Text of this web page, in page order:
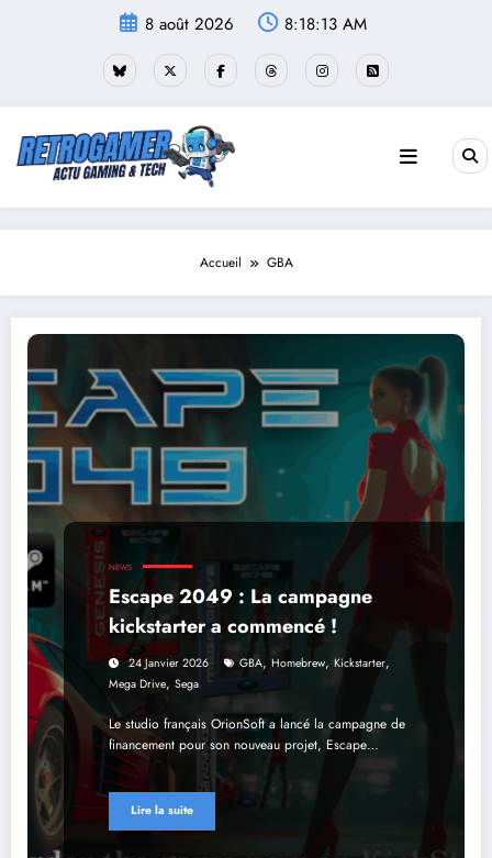
8 août 2026 8:18:13 AM
Accueil GBA
NEWS
Escape 2049 : La campagne
kickstarter a commencé !
24 Janvier 2026 GBA, Homebrew, Kickstarter,
Mega Drive, Sega
Le studio français OrionSoft a lancé la campagne de
financement pour son nouveau projet, Escape…
Lire la suite